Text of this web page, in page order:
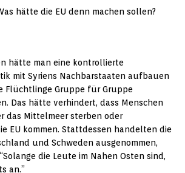
hätte die EU denn machen sollen?
hätte man eine kontrollierte
mit Syriens Nachbarstaaten aufbauen
Flüchtlinge Gruppe für Gruppe
Das hätte verhindert, dass Menschen
das Mittelmeer sterben oder
EU kommen. Stattdessen handelten die
und Schweden ausgenommen,
die Leute im Nahen Osten sind,
an.”